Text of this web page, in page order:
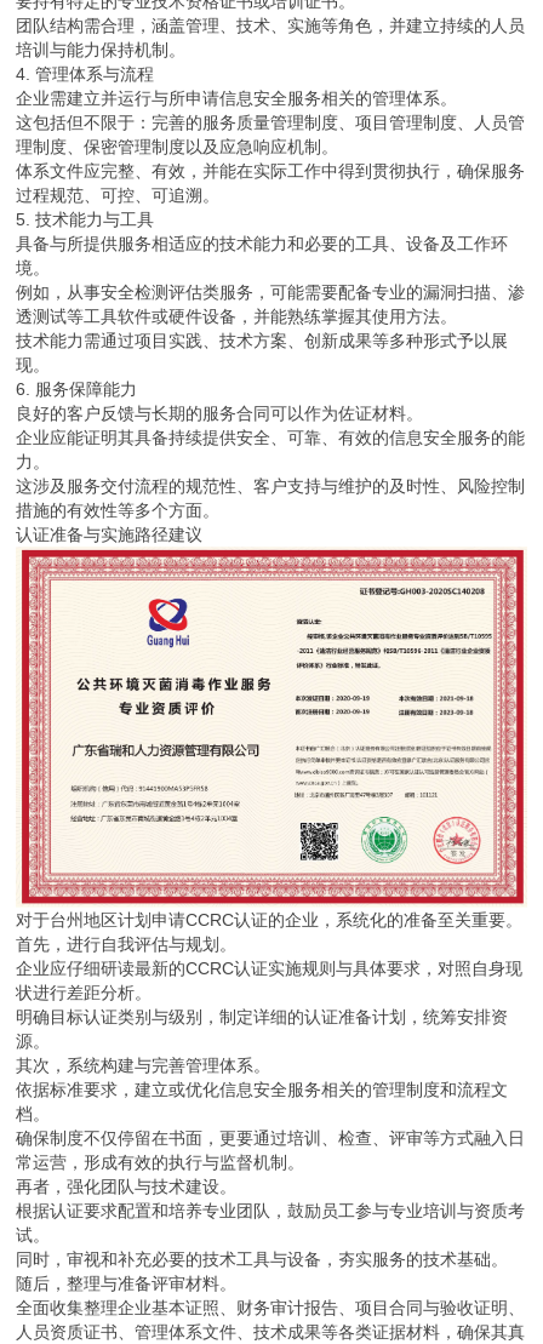
团队结构需合理，涵盖管理、技术、实施等角色，并建立持续的人员
培训与能力保持机制。
4. 管理体系与流程
企业需建立并运行与所申请信息安全服务相关的管理体系。
这包括但不限于：完善的服务质量管理制度、项目管理制度、人员管
理制度、保密管理制度以及应急响应机制。
体系文件应完整、有效，并能在实际工作中得到贯彻执行，确保服务
过程规范、可控、可追溯。
5. 技术能力与工具
具备与所提供服务相适应的技术能力和必要的工具、设备及工作环
境。
例如，从事安全检测评估类服务，可能需要配备专业的漏洞扫描、渗
透测试等工具软件或硬件设备，并能熟练掌握其使用方法。
技术能力需通过项目实践、技术方案、创新成果等多种形式予以展
现。
6. 服务保障能力
良好的客户反馈与长期的服务合同可以作为佐证材料。
企业应能证明其具备持续提供安全、可靠、有效的信息安全服务的能
力。
这涉及服务交付流程的规范性、客户支持与维护的及时性、风险控制
措施的有效性等多个方面。
认证准备与实施路径建议
对于台州地区计划申请CCRC认证的企业，系统化的准备至关重要。
首先，进行自我评估与规划。
企业应仔细研读最新的CCRC认证实施规则与具体要求，对照自身现
状进行差距分析。
明确目标认证类别与级别，制定详细的认证准备计划，统筹安排资
源。
其次，系统构建与完善管理体系。
依据标准要求，建立或优化信息安全服务相关的管理制度和流程文
档。
确保制度不仅停留在书面，更要通过培训、检查、评审等方式融入日
常运营，形成有效的执行与监督机制。
再者，强化团队与技术建设。
根据认证要求配置和培养专业团队，鼓励员工参与专业培训与资质考
试。
同时，审视和补充必要的技术工具与设备，夯实服务的技术基础。
随后，整理与准备评审材料。
全面收集整理企业基本证照、财务审计报告、项目合同与验收证明、
人员资质证书、管理体系文件、技术成果等各类证据材料，确保其真